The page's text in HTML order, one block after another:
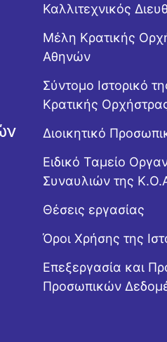
Καλλιτεχνικός
Μέλη Κρατικής
Αθηνών
Σύντομο Ιστορικό
Κρατικής
Διοικητικό
Ειδικό Ταμείο
Συναυλιών της
Θέσεις εργασίας
Όροι Χρήσης της
Επεξεργασία και
Προσωπικών